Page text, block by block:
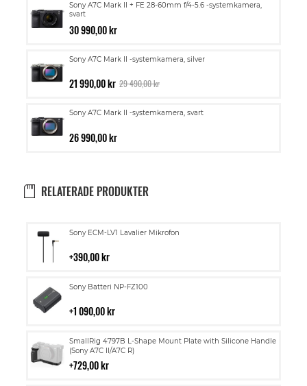
Sony A7C Mark II + FE 28-60mm f/4-5.6 -systemkamera,
svart
30 990,00 kr
Sony A7C Mark II -systemkamera, silver
21 990,00 kr 29 490,00 kr
Sony A7C Mark II -systemkamera, svart
26 990,00 kr
RELATERADE PRODUKTER
Sony ECM-LV1 Lavalier Mikrofon
390,00 kr
Lägg
i
Sony Batteri NP-FZ100
1 090,00 kr
Lägg
i
SmallRig 4797B L-Shape Mount Plate with Silicone Handle
(Sony A7C II/A7C R)
729,00 kr
Lägg
till
i